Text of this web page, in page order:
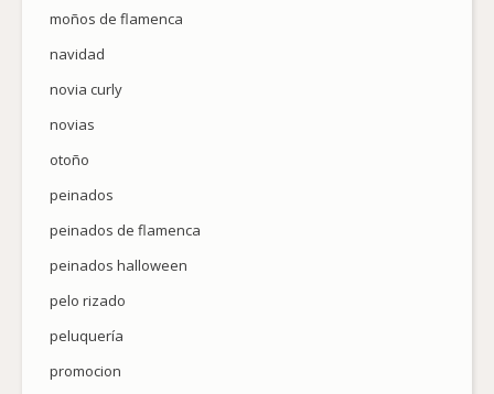
moños de flamenca
navidad
novia curly
novias
otoño
peinados
peinados de flamenca
peinados halloween
pelo rizado
peluquería
promocion